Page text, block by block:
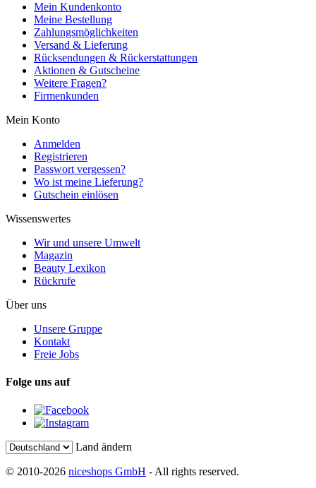
Mein Kundenkonto
Meine Bestellung
Zahlungsmöglichkeiten
Versand & Lieferung
Rücksendungen & Rückerstattungen
Aktionen & Gutscheine
Weitere Fragen?
Firmenkunden
Mein Konto
Anmelden
Registrieren
Passwort vergessen?
Wo ist meine Lieferung?
Gutschein einlösen
Wissenswertes
Wir und unsere Umwelt
Magazin
Beauty Lexikon
Rückrufe
Über uns
Unsere Gruppe
Kontakt
Freie Jobs
Folge uns auf
Land ändern
© 2010-2026 niceshops GmbH - All rights reserved.